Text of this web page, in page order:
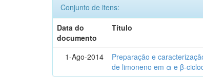
Conjunto de itens:
Data do
documento
Título
1-Ago-2014
Preparação e
de limoneno em α e β-